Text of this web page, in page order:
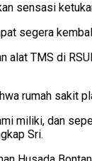
sensasi
segera
alat TMS di
rumah sakit
miliki, dan
Sri.